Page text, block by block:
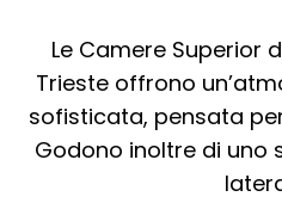
Le Camere Superior
Trieste offrono
sofisticata, pensata
Godono inoltre di uno